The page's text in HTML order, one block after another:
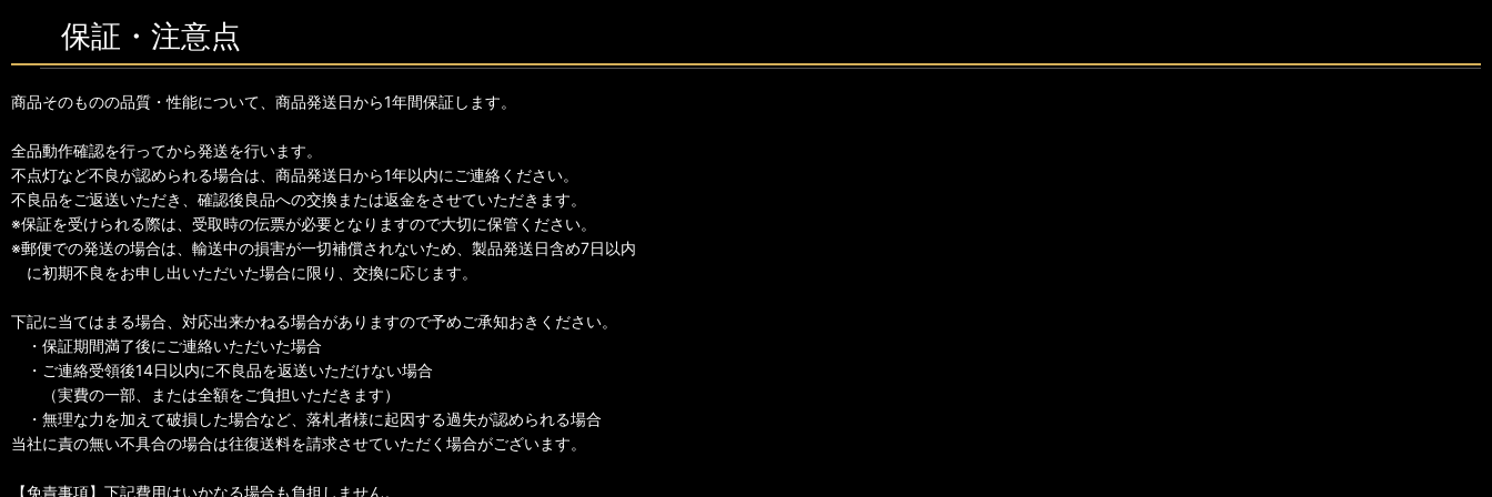
保証・注意点
商品そのものの品質・性能について、商品発送日から1年間保証します。
全品動作確認を行ってから発送を行います。
不点灯など不良が認められる場合は、商品発送日から1年以内にご連絡ください。
不良品をご返送いただき、確認後良品への交換または返金をさせていただきます。
※保証を受けられる際は、受取時の伝票が必要となりますので大切に保管ください。
※郵便での発送の場合は、輸送中の損害が一切補償されないため、製品発送日含め7日以内
に初期不良をお申し出いただいた場合に限り、交換に応じます。
下記に当てはまる場合、対応出来かねる場合がありますので予めご承知おきください。
・保証期間満了後にご連絡いただいた場合
・ご連絡受領後14日以内に不良品を返送いただけない場合
（実費の一部、または全額をご負担いただきます）
・無理な力を加えて破損した場合など、落札者様に起因する過失が認められる場合
当社に責の無い不具合の場合は往復送料を請求させていただく場合がございます。
【免責事項】下記費用はいかなる場合も負担しません。